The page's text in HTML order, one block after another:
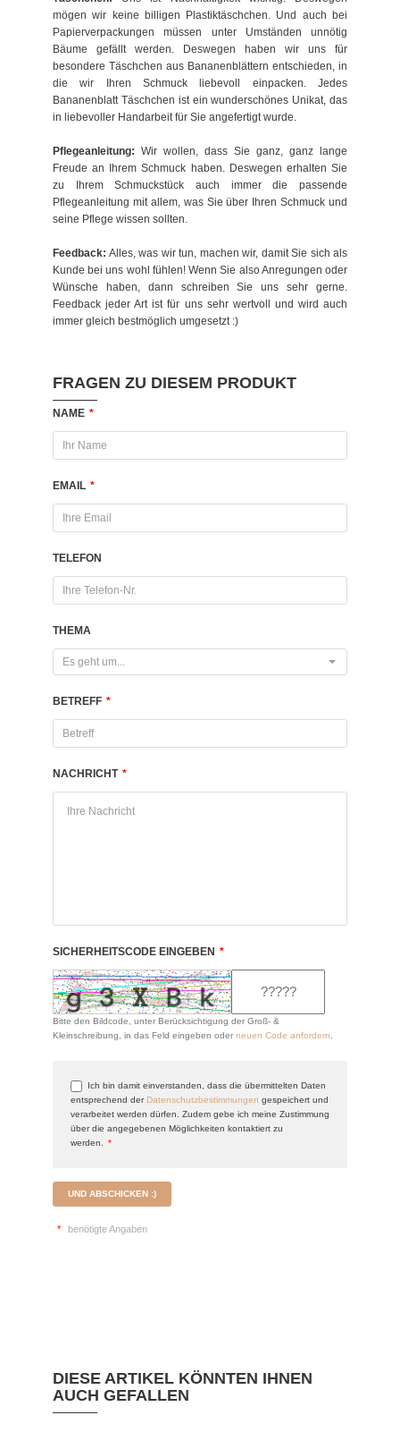
FRAGEN ZU DIESEM PRODUKT
NAME *
EMAIL *
TELEFON
THEMA
Es geht um...
BETREFF *
NACHRICHT *
SICHERHEITSCODE EINGEBEN *
Bitte den Bildcode, unter Berücksichtigung der Groß- &
Kleinschreibung, in das Feld eingeben oder neuen Code anfordern
Ich bin damit einverstanden, dass die übermittelten Daten
entsprechend der Datenschutzbestimmungen gespeichert und
verarbeitet werden dürfen. Zudem gebe ich meine Zustimmung
über die angegebenen Möglichkeiten kontaktiert zu
werden.
*
UND ABSCHICKEN :)
* benötigte Angaben
mögen wir keine billigen Plastiktäschchen. Und auch bei
Papierverpackungen müssen unter Umständen unnötig
Bäume gefällt werden. Deswegen haben wir uns für
besondere Täschchen aus Bananenblättern entschieden, in
die wir Ihren Schmuck liebevoll einpacken. Jedes
Bananenblatt Täschchen ist ein wunderschönes Unikat, das
in liebevoller Handarbeit für Sie angefertigt wurde.
Pflegeanleitung: Wir wollen, dass Sie ganz, ganz lange
Freude an Ihrem Schmuck haben. Deswegen erhalten Sie
zu Ihrem Schmuckstück auch immer die passende
Pflegeanleitung mit allem, was Sie über Ihren Schmuck und
seine Pflege wissen sollten.
Feedback: Alles, was wir tun, machen wir, damit Sie sich als
Kunde bei uns wohl fühlen! Wenn Sie also Anregungen oder
Wünsche haben, dann schreiben Sie uns sehr gerne.
Feedback jeder Art ist für uns sehr wertvoll und wird auch
immer gleich bestmöglich umgesetzt :)
DIESE ARTIKEL KÖNNTEN IHNEN
AUCH GEFALLEN